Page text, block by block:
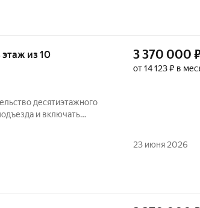
этаж из 10
десятиэтажного
и включать
стороны двора, а в
3 370 000
от 14 123 ₽ в
23 июня 2026